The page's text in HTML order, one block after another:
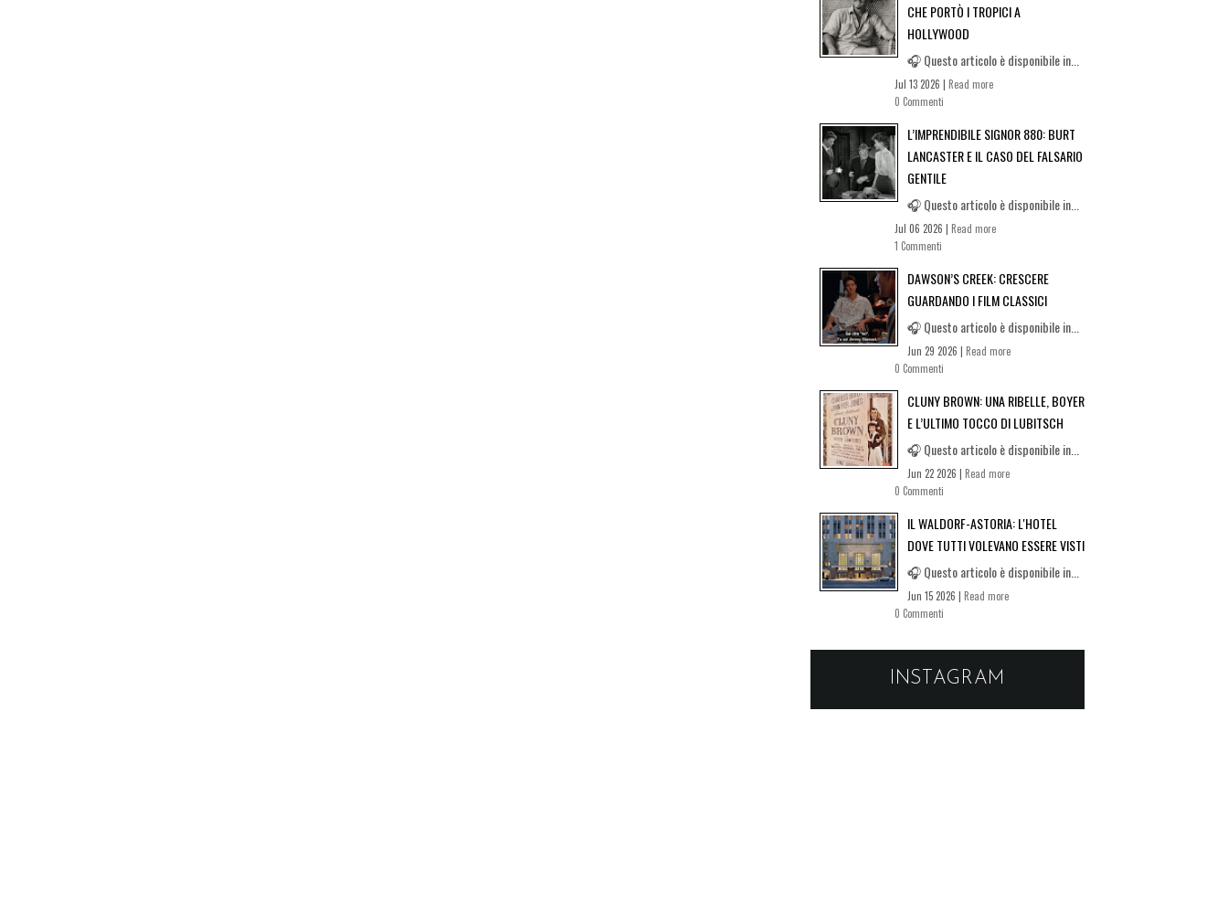
CHE PORTÒ I TROPICI A
HOLLYWOOD
🎧 Questo articolo è disponibile in...
Jul 13 2026 | Read more
0 Commenti
L’IMPRENDIBILE SIGNOR 880: BURT
LANCASTER E IL CASO DEL FALSARIO
GENTILE
🎧 Questo articolo è disponibile in...
Jul 06 2026 | Read more
1 Commenti
DAWSON’S CREEK: CRESCERE
GUARDANDO I FILM CLASSICI
🎧 Questo articolo è disponibile in...
Jun 29 2026 | Read more
0 Commenti
CLUNY BROWN: UNA RIBELLE, BOYER
E L’ULTIMO TOCCO DI LUBITSCH
🎧 Questo articolo è disponibile in...
Jun 22 2026 | Read more
0 Commenti
IL WALDORF-ASTORIA: L'HOTEL
DOVE TUTTI VOLEVANO ESSERE VISTI
🎧 Questo articolo è disponibile in...
Jun 15 2026 | Read more
0 Commenti
INSTAGRAM